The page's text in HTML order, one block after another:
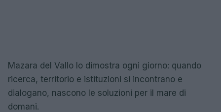
Mazara del Vallo lo dimostra ogni giorno: quando
ricerca, territorio e istituzioni si incontrano e
dialogano, nascono le soluzioni per il mare di
domani.